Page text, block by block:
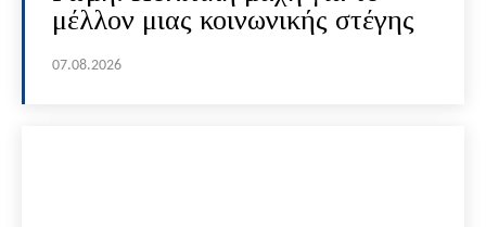
μέλλον μιας κοινωνικής στέγης
07.08.2026